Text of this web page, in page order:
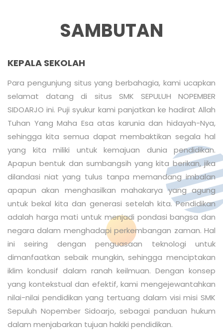
SAMBUTAN
KEPALA SEKOLAH
Para pengunjung situs yang berbahagia, kami ucapkan
selamat datang di situs SMK SEPULUH NOPEMBER
SIDOARJO ini. Puji syukur kami panjatkan ke hadirat Allah
Tuhan Yang Maha Esa atas karunia dan hidayah-Nya,
sehingga kita semua dapat membaktikan segala hal
yang kita miliki untuk kemajuan dunia pendidikan.
Apapun bentuk dan sumbangsih yang kita berikan, jika
dilandasi niat yang tulus tanpa memandang imbalan
apapun akan menghasilkan mahakarya yang agung
untuk bekal kita dan generasi setelah kita. Pendidikan
adalah harga mati untuk menjadi pondasi bangsa dan
negara dalam menghadapi perkembangan zaman. Hal
ini seiring dengan penguasaan teknologi untuk
dimanfaatkan sebaik mungkin, sehingga menciptakan
iklim kondusif dalam ranah keilmuan. Dengan konsep
yang kontekstual dan efektif, kami mengejewantahkan
nilai-nilai pendidikan yang tertuang dalam visi misi SMK
Sepuluh Nopember Sidoarjo, sebagai panduan hukum
dalam menjabarkan tujuan hakiki pendidikan.